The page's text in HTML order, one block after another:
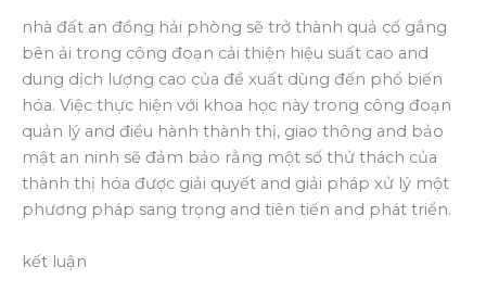
nhà đất an đồng hải phòng sẽ trở thành quả cố gắng
bên ải trong công đoạn cải thiện hiệu suất cao and
dung dịch lượng cao của đề xuất dùng đến phổ biến
hóa. Việc thực hiện với khoa học này trong công đoạn
quản lý and điều hành thành thị, giao thông and bảo
mật an ninh sẽ đảm bảo rằng một số thử thách của
thành thị hóa được giải quyết and giải pháp xử lý một
phương pháp sang trọng and tiên tiến and phát triển.
kết luận